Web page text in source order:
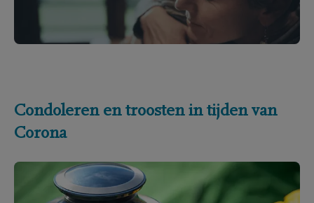
Condoleren en troosten in tijden van
Corona